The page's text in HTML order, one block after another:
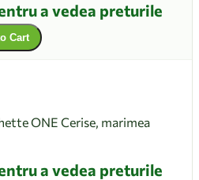
a vedea preturile
Cart
ONE Cerise, marimea
a vedea preturile